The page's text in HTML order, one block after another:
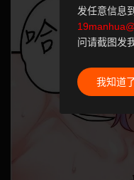
发任意信息
问请截图发
我知道